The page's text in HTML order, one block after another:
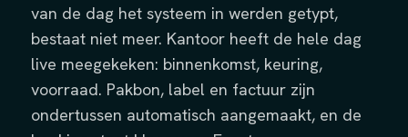
van de dag het systeem in werden getypt,
bestaat niet meer. Kantoor heeft de hele dag
live meegekeken: binnenkomst, keuring,
voorraad. Pakbon, label en factuur zijn
ondertussen automatisch aangemaakt, en de